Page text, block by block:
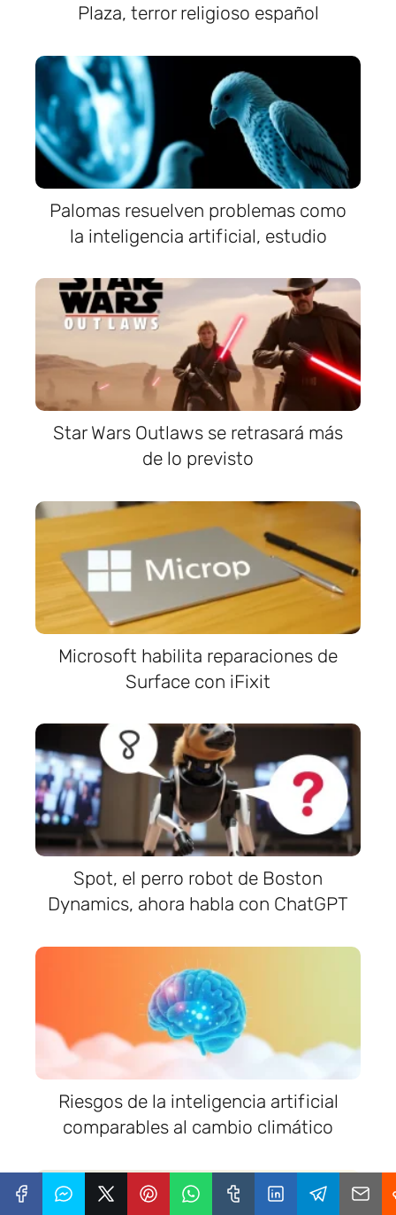
Plaza, terror religioso español
Palomas resuelven problemas como
la inteligencia artificial, estudio
Star Wars Outlaws se retrasará más
de lo previsto
Microsoft habilita reparaciones de
Surface con iFixit
Spot, el perro robot de Boston
Dynamics, ahora habla con ChatGPT
Riesgos de la inteligencia artificial
comparables al cambio climático